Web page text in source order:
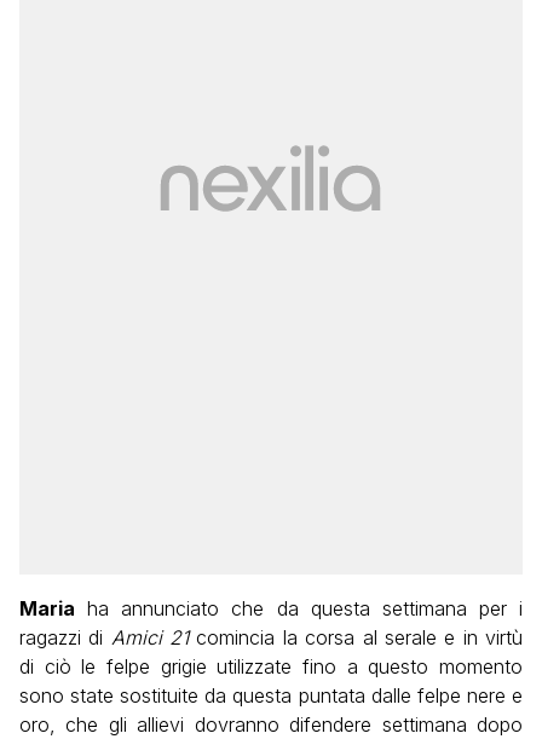
Maria ha annunciato che da questa settimana per i
ragazzi di Amici 21comincia la corsa al serale e in virtù
di ciò le felpe grigie utilizzate fino a questo momento
sono state sostituite da questa puntata dalle felpe nere e
oro, che gli allievi dovranno difendere settimana dopo